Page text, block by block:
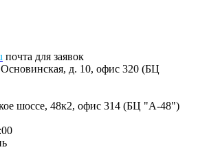
почта для заявок
Основинская, д. 10, офис 320 (БЦ
шоссе, 48к2, офис 314 (БЦ "А-48")